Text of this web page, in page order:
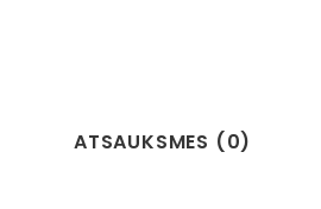
ATSAUKSMES (0)